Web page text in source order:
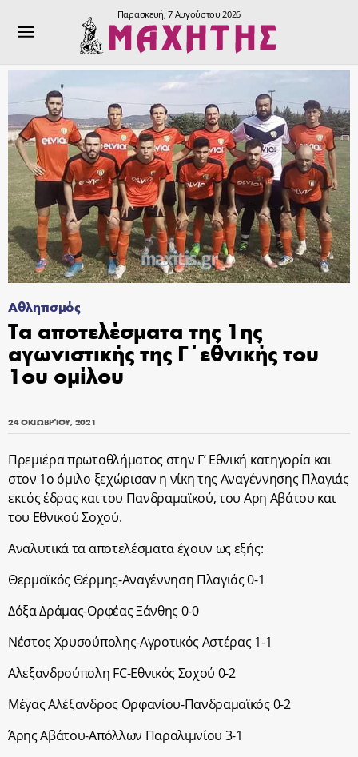
Παρασκευή, 7 Αυγούστου 2026
Αθλητισμός
Τα αποτελέσματα της 1ης
αγωνιστικής της Γ΄εθνικής του
1ου ομίλου
24 ΟΚΤΩΒΡΊΟΥ, 2021
Πρεμιέρα πρωταθλήματος στην Γ’ Εθνική κατηγορία και
στον 1ο όμιλο ξεχώρισαν η νίκη της Αναγέννησης Πλαγιάς
εκτός έδρας και του Πανδραμαϊκού, του Αρη Αβάτου και
του Εθνικού Σοχού.
Αναλυτικά τα αποτελέσματα έχουν ως εξής:
Θερμαϊκός Θέρμης-Αναγέννηση Πλαγιάς 0-1
Δόξα Δράμας-Ορφέας Ξάνθης 0-0
Νέστος Χρυσούπολης-Αγροτικός Αστέρας 1-1
Αλεξανδρούπολη FC-Εθνικός Σοχού 0-2
Μέγας Αλέξανδρος Ορφανίου-Πανδραμαϊκός 0-2
Άρης Αβάτου-Απόλλων Παραλιμνίου 3-1